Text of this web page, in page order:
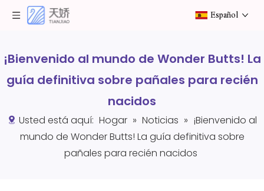
Español
¡Bienvenido al mundo de Wonder Butts! La
guía definitiva sobre pañales para recién
nacidos
Usted está aquí: Hogar » Noticias » ¡Bienvenido al
mundo de Wonder Butts! La guía definitiva sobre
pañales para recién nacidos